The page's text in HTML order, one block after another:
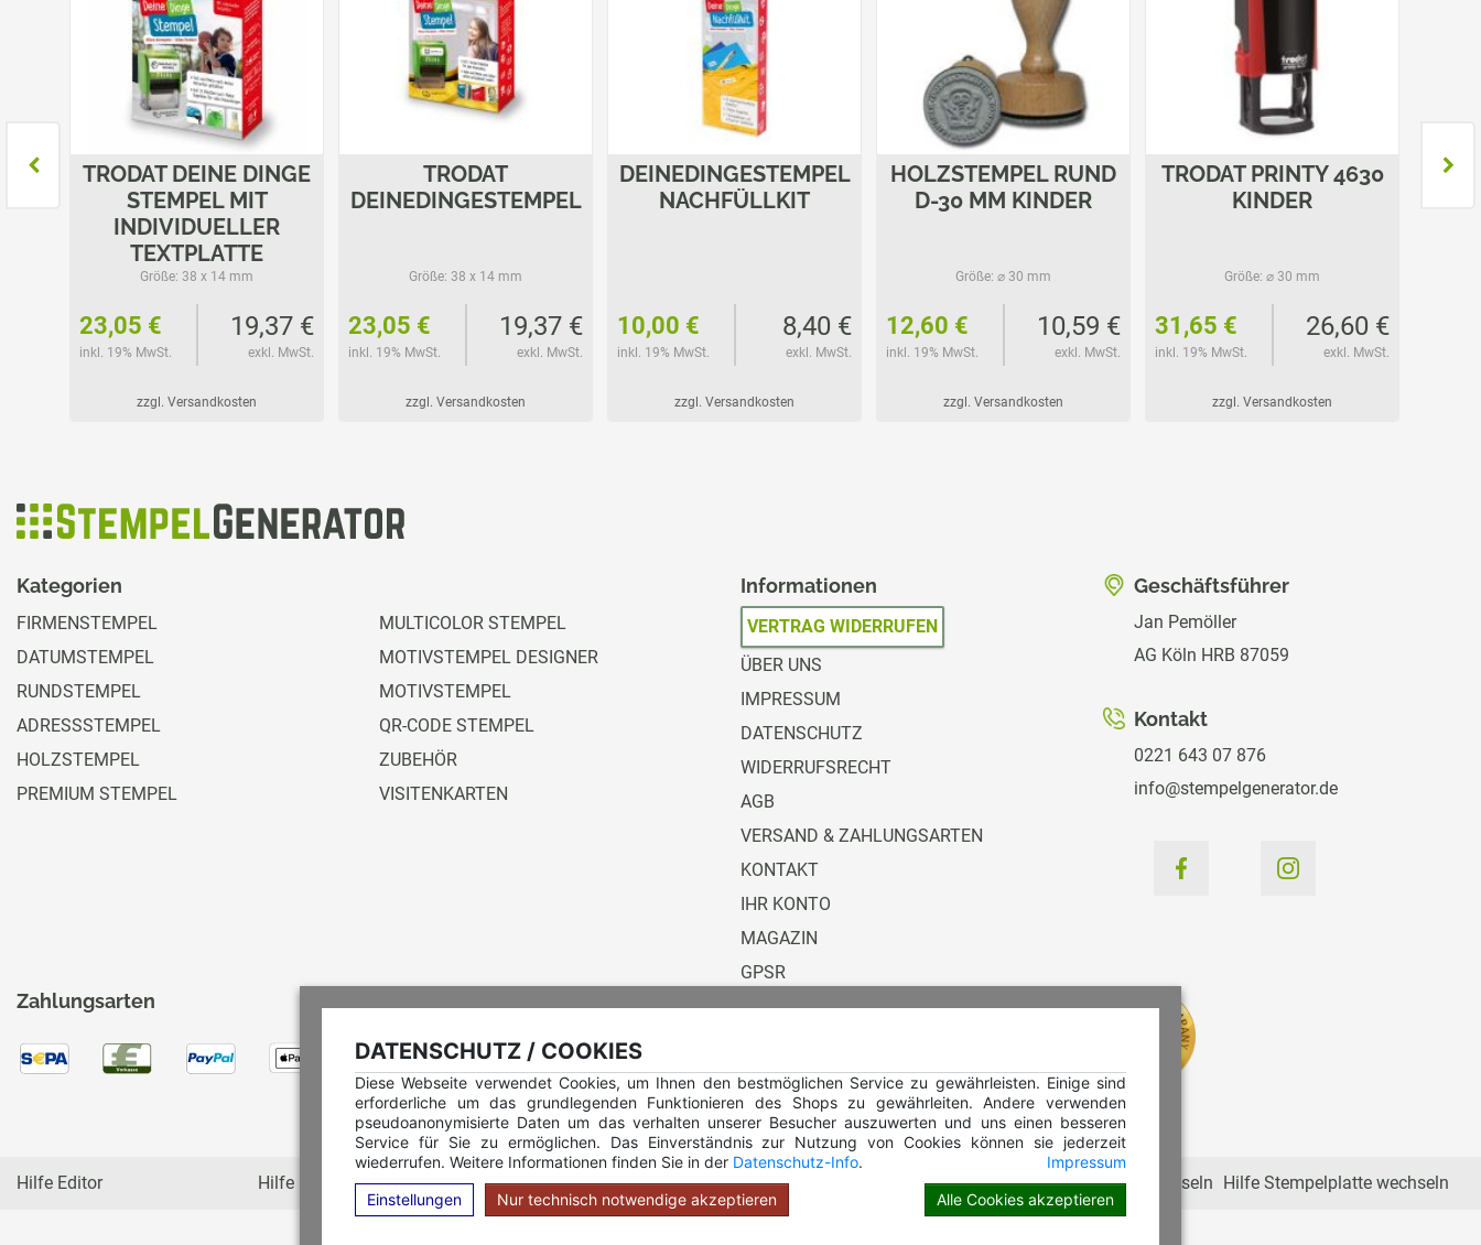
DATENSCHUTZ / COOKIES
Diese Webseite verwendet Cookies, um Ihnen den bestmöglichen Service zu gewährleisten. Einige sind
erforderliche um das grundlegenden Funktionieren des Shops zu gewährleiten. Andere verwenden
pseudoanonymisierte Daten um das verhalten unserer Besucher auszuwerten und uns einen besseren
Service für Sie zu ermöglichen. Das Einverständnis zur Nutzung von Cookies können sie jederzeit
wiederrufen. Weitere Informationen finden Sie in der Datenschutz-Info.
Impressum
Einstellungen
Nur technisch notwendige akzeptieren Alle Cookies akzeptieren
TRODAT DEINE DINGE
STEMPEL MIT
INDIVIDUELLER
TEXTPLATTE
Größe: 38 x 14 mm
23,05 €
inkl. 19% MwSt.
19,37 €
exkl. MwSt.
zzgl. Versandkosten
TRODAT
DEINEDINGESTEMPEL
Größe: 38 x 14 mm
23,05 €
inkl. 19% MwSt.
19,37 €
exkl. MwSt.
zzgl. Versandkosten
DEINEDINGESTEMPEL
NACHFÜLLKIT
10,00 €
inkl. 19% MwSt.
8,40 €
exkl. MwSt.
zzgl. Versandkosten
HOLZSTEMPEL RUND
D-30 MM KINDER
Größe: ⌀ 30 mm
12,60 €
inkl. 19% MwSt.
10,59 €
exkl. MwSt.
zzgl. Versandkosten
TRODAT PRINTY 4630
KINDER
Größe: ⌀ 30 mm
31,65 €
inkl. 19% MwSt.
26,60 €
exkl. MwSt.
zzgl. Versandkosten
Kategorien
FIRMENSTEMPEL
DATUMSTEMPEL
RUNDSTEMPEL
ADRESSSTEMPEL
HOLZSTEMPEL
PREMIUM STEMPEL
MULTICOLOR STEMPEL
MOTIVSTEMPEL DESIGNER
MOTIVSTEMPEL
QR-CODE STEMPEL
ZUBEHÖR
VISITENKARTEN
Informationen
VERTRAG WIDERRUFEN
ÜBER UNS
IMPRESSUM
DATENSCHUTZ
WIDERRUFSRECHT
AGB
VERSAND & ZAHLUNGSARTEN
KONTAKT
IHR KONTO
MAGAZIN
GPSR
Geschäftsführer
Jan Pemöller
AG Köln HRB 87059
Kontakt
0221 643 07 876
info@stempelgenerator.de
Zahlungsarten
Hilfe Editor Hilfe Multicolorstempel Hilfe Rundstempel Hilfe Rundstempel Holz Hilfe Stempelkissen wechseln Hilfe Stempelplatte wechseln